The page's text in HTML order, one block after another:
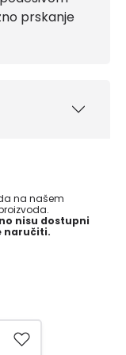
prskanje
na našem
nisu dostupni
naručiti.